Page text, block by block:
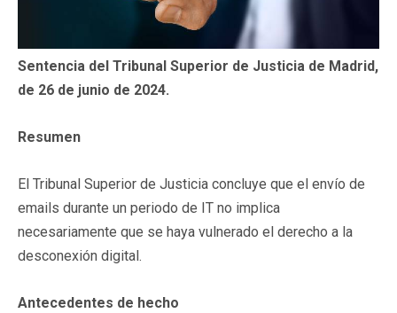
Sentencia del Tribunal Superior de Justicia de Madrid,
de 26 de junio de 2024.
Resumen
El Tribunal Superior de Justicia concluye que el envío de
emails durante un periodo de IT no implica
necesariamente que se haya vulnerado el derecho a la
desconexión digital.
Antecedentes de hecho